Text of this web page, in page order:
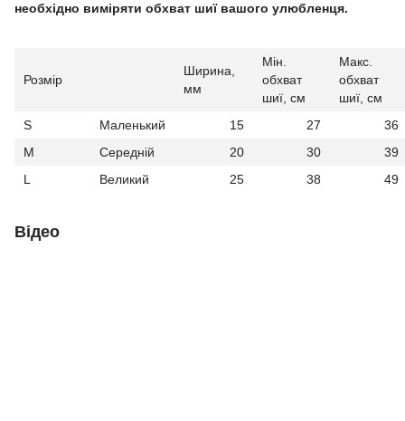
необхідно виміряти обхват шиї вашого улюбленця.
Розмір
Ширина,
мм
Мін.
обхват
шиї, см
Макс.
обхват
шиї, см
S
Маленький 15 27
36
M
Середній 20 30
39
L
Великий 25 38 49
Відео